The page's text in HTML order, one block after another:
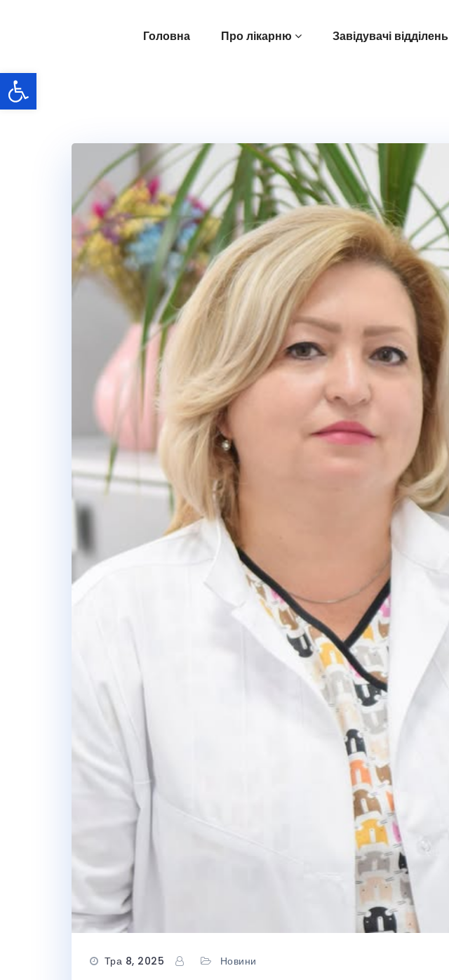
Відкрити Панель інструментів
Головна Про лікарню Завідувачі відділень
Тра 8, 2025 Новини